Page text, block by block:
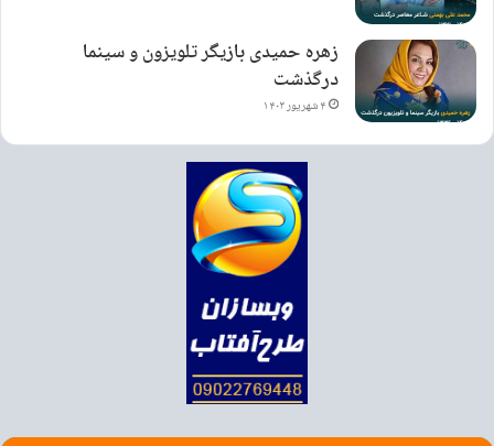
زهره حمیدی بازیگر تلویزون و سینما
درگذشت
۴ شهریور ۱۴۰۳